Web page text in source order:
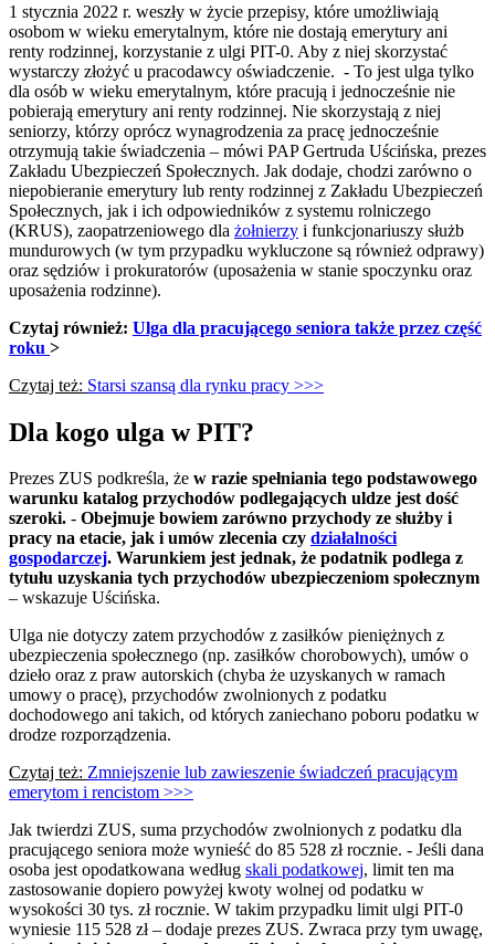
1 stycznia 2022 r. weszły w życie przepisy, które umożliwiają
osobom w wieku emerytalnym, które nie dostają emerytury ani
renty rodzinnej, korzystanie z ulgi PIT-0. Aby z niej skorzystać
wystarczy złożyć u pracodawcy oświadczenie. - To jest ulga tylko
dla osób w wieku emerytalnym, które pracują i jednocześnie nie
pobierają emerytury ani renty rodzinnej. Nie skorzystają z niej
seniorzy, którzy oprócz wynagrodzenia za pracę jednocześnie
otrzymują takie świadczenia – mówi PAP Gertruda Uścińska, prezes
Zakładu Ubezpieczeń Społecznych. Jak dodaje, chodzi zarówno o
niepobieranie emerytury lub renty rodzinnej z Zakładu Ubezpieczeń
Społecznych, jak i ich odpowiedników z systemu rolniczego
(KRUS), zaopatrzeniowego dla żołnierzy i funkcjonariuszy służb
mundurowych (w tym przypadku wykluczone są również odprawy)
oraz sędziów i prokuratorów (uposażenia w stanie spoczynku oraz
uposażenia rodzinne).
Czytaj również: Ulga dla pracującego seniora także przez część
roku >
Czytaj też: Starsi szansą dla rynku pracy >>>
Dla kogo ulga w PIT?
Prezes ZUS podkreśla, że w razie spełniania tego podstawowego
warunku katalog przychodów podlegających uldze jest dość
szeroki. - Obejmuje bowiem zarówno przychody ze służby i
pracy na etacie, jak i umów zlecenia czy działalności
gospodarczej. Warunkiem jest jednak, że podatnik podlega z
tytułu uzyskania tych przychodów ubezpieczeniom społecznym
– wskazuje Uścińska.
Ulga nie dotyczy zatem przychodów z zasiłków pieniężnych z
ubezpieczenia społecznego (np. zasiłków chorobowych), umów o
dzieło oraz z praw autorskich (chyba że uzyskanych w ramach
umowy o pracę), przychodów zwolnionych z podatku
dochodowego ani takich, od których zaniechano poboru podatku w
drodze rozporządzenia.
Czytaj też: Zmniejszenie lub zawieszenie świadczeń pracującym
emerytom i rencistom >>>
Jak twierdzi ZUS, suma przychodów zwolnionych z podatku dla
pracującego seniora może wynieść do 85 528 zł rocznie. - Jeśli dana
osoba jest opodatkowana według skali podatkowej, limit ten ma
zastosowanie dopiero powyżej kwoty wolnej od podatku w
wysokości 30 tys. zł rocznie. W takim przypadku limit ulgi PIT-0
wyniesie 115 528 zł – dodaje prezes ZUS. Zwraca przy tym uwagę,